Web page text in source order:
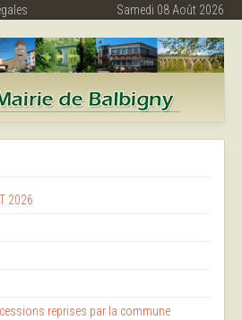
Samedi 08 Août 2026
2026
reprises par la commune